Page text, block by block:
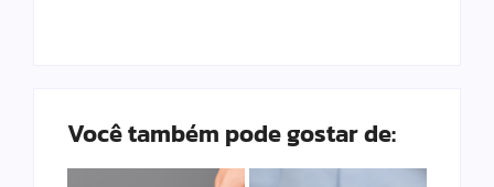
Você também pode gostar de: